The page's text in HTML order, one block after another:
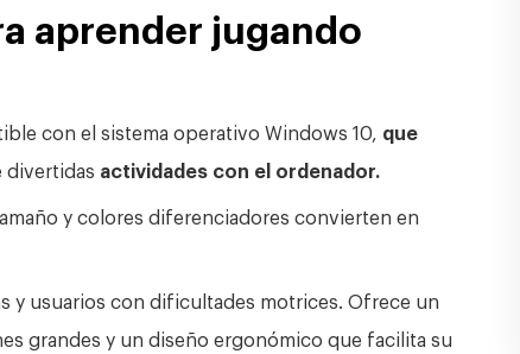
aprender jugando
con el sistema operativo Windows 10, que
divertidas actividades con el ordenador.
y colores diferenciadores convierten en
y usuarios con dificultades motrices. Ofrece un
grandes y un diseño ergonómico que facilita su